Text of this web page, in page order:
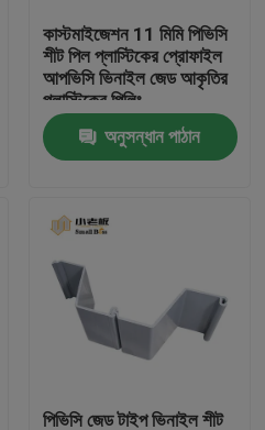
কাস্টমাইজেশন 11 মিমি পিভিসি
শীট পিল প্লাস্টিকের প্রোফাইল
আপভিসি ভিনাইল জেড আকৃতির
প্লাস্টিকের পিলিং
অনুসন্ধান পাঠান
পিভিসি জেড টাইপ ভিনাইল শীট